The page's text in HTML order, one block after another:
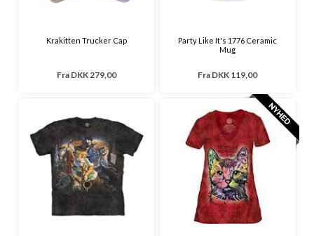
Krakitten Trucker Cap
Fra DKK 279,00
Party Like It's 1776 Ceramic
Mug
Fra DKK 119,00